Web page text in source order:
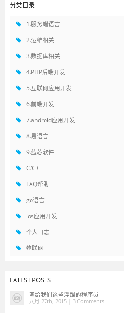
分类目录
1.服务端语言
2.运维相关
3.数据库相关
4.PHP后端开发
5.互联网应用开发
6.前端开发
7.android应用开发
8.易语言
9.蓝芯软件
C/C++
FAQ帮助
go语言
ios应用开发
个人日志
物联网
LATEST POSTS
写给我们这些浮躁的程序员
八月 27th, 2015 | 3 Comments